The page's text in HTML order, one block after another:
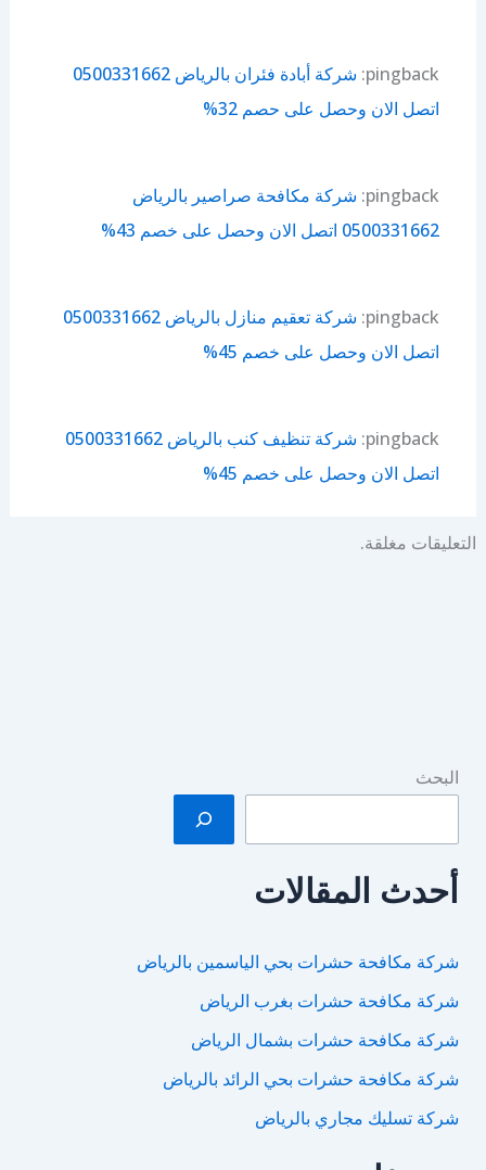
pingback:
شركة أبادة فئران بالرياض 0500331662
اتصل الان وحصل على حصم 32%
pingback: شركة مكافحة صراصير بالرياض
0500331662 اتصل الان وحصل على خصم 43%
pingback:
شركة تعقيم منازل بالرياض 0500331662
اتصل الان وحصل على خصم 45%
pingback:
شركة تنظيف كنب بالرياض 0500331662
اتصل الان وحصل على خصم 45%
التعليقات مغلقة.
البحث
أحدث المقالات
شركة مكافحة حشرات بحي الياسمين بالرياض
شركة مكافحة حشرات بغرب الرياض
شركة مكافحة حشرات بشمال الرياض
شركة مكافحة حشرات بحي الرائد بالرياض
شركة تسليك مجاري بالرياض